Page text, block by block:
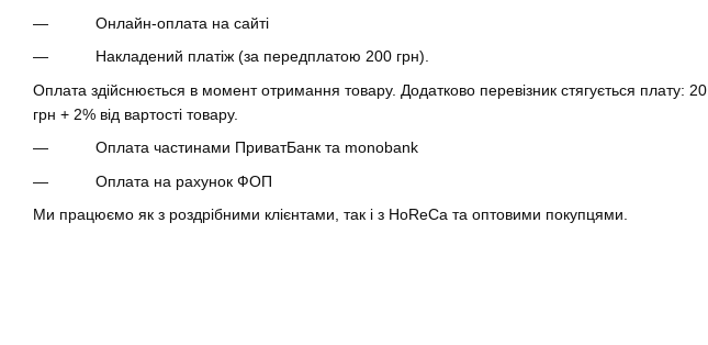
Онлайн-оплата на сайті
Накладений платіж (за передплатою 200 грн).
Оплата здійснюється в момент отримання товару. Додатково перевізник стягується плату: 20
грн + 2% від вартості товару.
Оплата частинами ПриватБанк та monobank
Оплата на рахунок ФОП
Ми працюємо як з роздрібними клієнтами, так і з HoReCa та оптовими покупцями.